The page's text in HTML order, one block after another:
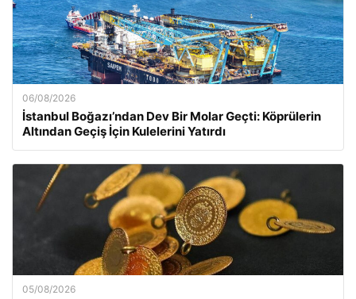
06/08/2026
İstanbul Boğazı’ndan Dev Bir Molar Geçti: Köprülerin
Altından Geçiş İçin Kulelerini Yatırdı
05/08/2026